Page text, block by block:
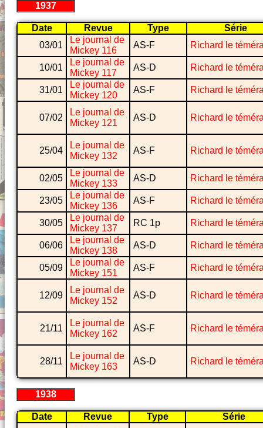
1937
Date Revue Type
Série
03/01
Le journal de
Mickey 116
AS-F Richard le
10/01
Le journal de
Mickey 117
AS-D Richard le
31/01
Le journal de
Mickey 120
AS-F Richard le
07/02
Le journal de
Mickey 121
AS-D Richard le
25/04
Le journal de
Mickey 132
AS-F Richard le
02/05
Le journal de
Mickey 133
AS-D Richard le
23/05
Le journal de
Mickey 136
AS-F Richard le
30/05
Le journal de
Mickey 137
RC 1p Richard le
06/06
Le journal de
Mickey 138
AS-D Richard le
05/09
Le journal de
Mickey 151
AS-F Richard le
12/09
Le journal de
Mickey 152
AS-D Richard le
21/11
Le journal de
Mickey 162
AS-F Richard le
28/11
Le journal de
Mickey 163
AS-D Richard le
1938
Date Revue Type Série